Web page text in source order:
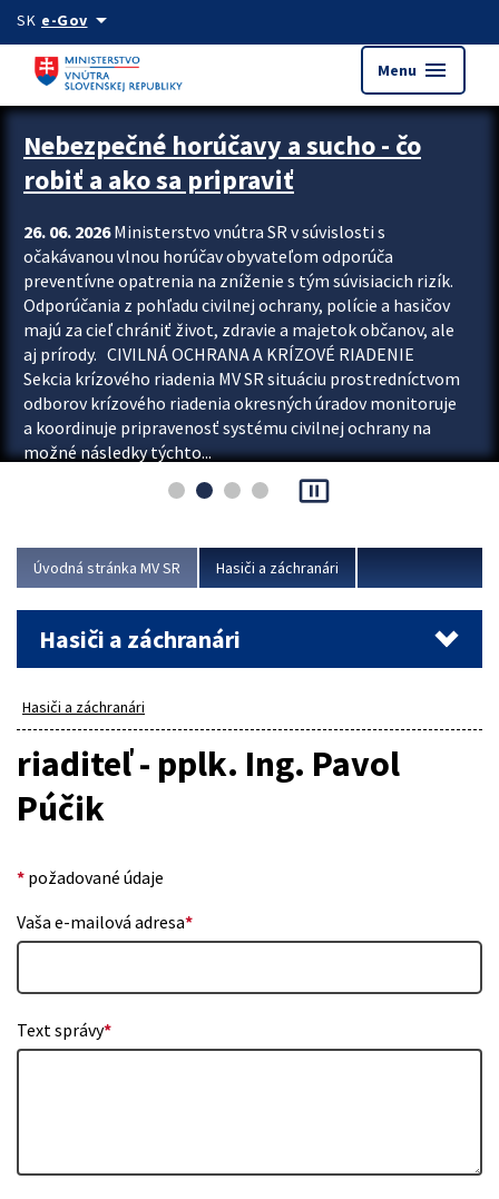
Preskocit na hlavný obsah
SK e-Govarrow_drop_down
Menu menu
Zastavit automatický posun upútavok
Nebezpečné horúčavy a sucho - čo
robiť a ako sa pripraviť
26. 06. 2026Ministerstvo vnútra SR v súvislosti s
očakávanou vlnou horúčav obyvateľom odporúča
preventívne opatrenia na zníženie s tým súvisiacich rizík.
Odporúčania z pohľadu civilnej ochrany, polície a hasičov
majú za cieľ chrániť život, zdravie a majetok občanov, ale
aj prírody. CIVILNÁ OCHRANA A KRÍZOVÉ RIADENIE
Sekcia krízového riadenia MV SR situáciu prostredníctvom
odborov krízového riadenia okresných úradov monitoruje
a koordinuje pripravenosť systému civilnej ochrany na
možné následky týchto...
pause_presentation
Úvodná stránka MV SR Hasiči a záchranári
Hasiči a záchranári
Hasiči a záchranári
riaditeľ - pplk. Ing. Pavol
Púčik
* požadované údaje
Vaša e-mailová adresa*
Text správy*